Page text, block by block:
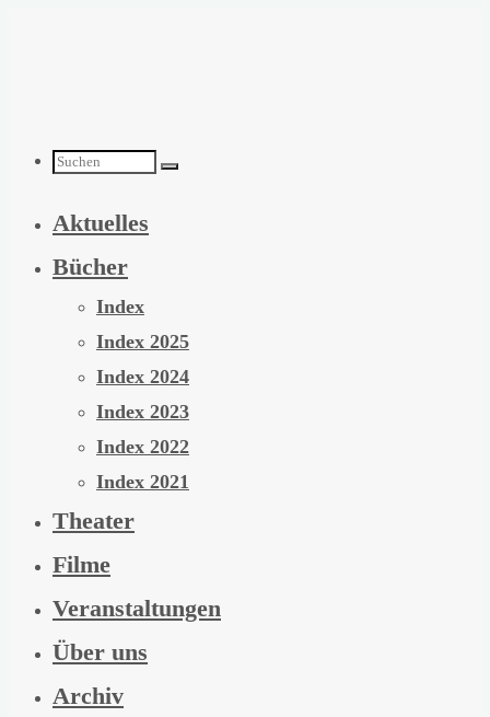
Suchen
nach:
Aktuelles
Bücher
Index
Index 2025
Index 2024
Index 2023
Index 2022
Index 2021
Theater
Filme
Veranstaltungen
Über uns
Archiv